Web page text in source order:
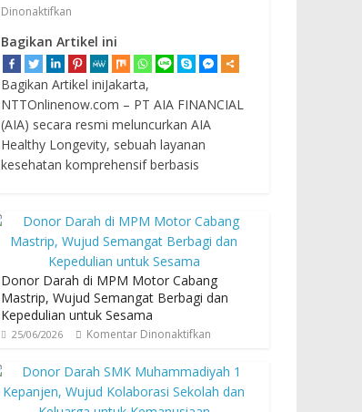
Dinonaktifkan
Bagikan Artikel ini
Bagikan Artikel iniJakarta,
NTTOnlinenow.com – PT AIA FINANCIAL
(AIA) secara resmi meluncurkan AIA
Healthy Longevity, sebuah layanan
kesehatan komprehensif berbasis
Donor Darah di MPM Motor Cabang
Mastrip, Wujud Semangat Berbagi dan
Kepedulian untuk Sesama
25/06/2026 Komentar Dinonaktifkan